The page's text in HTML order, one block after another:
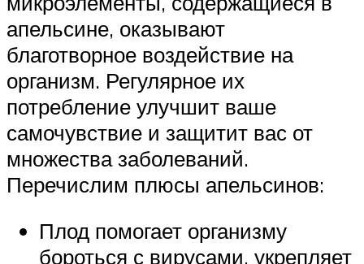
апельсине, оказывают
благотворное воздействие на
организм. Регулярное их
потребление улучшит ваше
самочувствие и защитит вас от
множества заболеваний.
Перечислим плюсы апельсинов:
Плод помогает организму
бороться с вирусами, укрепляет